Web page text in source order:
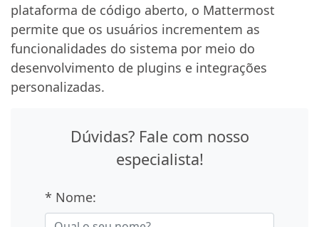
plataforma de código aberto, o Mattermost
permite que os usuários incrementem as
funcionalidades do sistema por meio do
desenvolvimento de plugins e integrações
personalizadas.
Dúvidas? Fale com nosso
especialista!
* Nome: